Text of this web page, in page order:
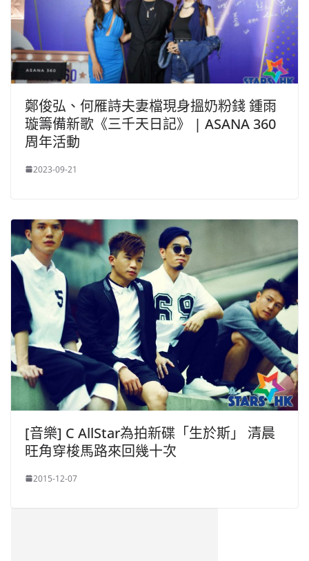
鄭俊弘、何雁詩夫妻檔現身搵奶粉錢 鍾雨
璇籌備新歌《三千天日記》 | ASANA 360
周年活動
2023-09-21
[音樂] C AllStar為拍新碟「生於斯」 清晨
旺角穿梭馬路來回幾十次
2015-12-07